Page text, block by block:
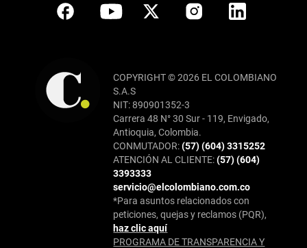
COPYRIGHT © 2026 EL COLOMBIANO
S.A.S
NIT: 890901352-3
Carrera 48 N° 30 Sur - 119, Envigado,
Antioquia, Colombia.
CONMUTADOR:(57) (604) 3315252
ATENCIÓN AL CLIENTE:(57) (604)
3393333
servicio@elcolombiano.com.co
*Para asuntos relacionados con
peticiones, quejas y reclamos (PQR),
haz clic aquí
PROGRAMA DE TRANSPARENCIA Y